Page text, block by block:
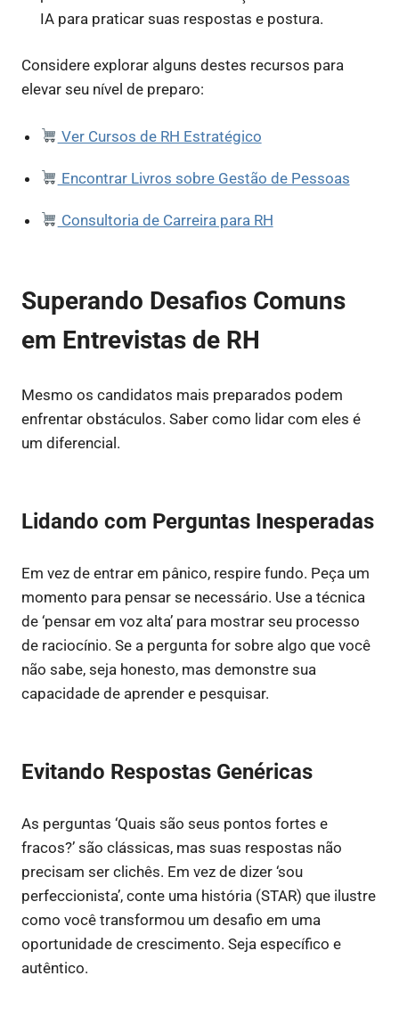
IA para praticar suas respostas e postura.
Considere explorar alguns destes recursos para
elevar seu nível de preparo:
Ver Cursos de RH Estratégico
Encontrar Livros sobre Gestão de Pessoas
Consultoria de Carreira para RH
Superando Desafios Comuns
em Entrevistas de RH
Mesmo os candidatos mais preparados podem
enfrentar obstáculos. Saber como lidar com eles é
um diferencial.
Lidando com Perguntas Inesperadas
Em vez de entrar em pânico, respire fundo. Peça um
momento para pensar se necessário. Use a técnica
de ‘pensar em voz alta’ para mostrar seu processo
de raciocínio. Se a pergunta for sobre algo que você
não sabe, seja honesto, mas demonstre sua
capacidade de aprender e pesquisar.
Evitando Respostas Genéricas
As perguntas ‘Quais são seus pontos fortes e
fracos?’ são clássicas, mas suas respostas não
precisam ser clichês. Em vez de dizer ‘sou
perfeccionista’, conte uma história (STAR) que ilustre
como você transformou um desafio em uma
oportunidade de crescimento. Seja específico e
autêntico.